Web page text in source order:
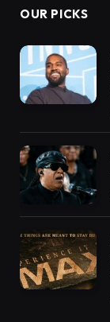
OUR PICKS